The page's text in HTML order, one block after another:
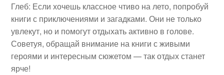
Глеб: Если хочешь классное чтиво на лето, попробуй
книги с приключениями и загадками. Они не только
увлекут, но и помогут отдыхать активно в голове.
Советуя, обращай внимание на книги с живыми
героями и интересным сюжетом — так отдых станет
ярче!